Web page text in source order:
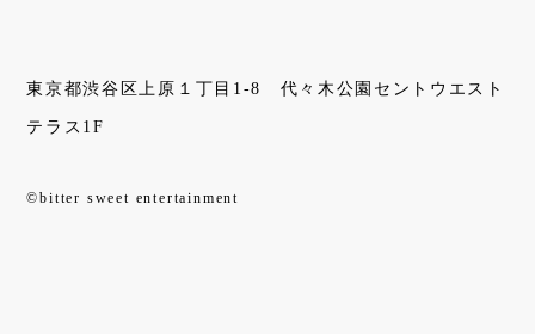
東京都渋谷区上原１丁目1-8 代々木公園セントウエスト
テラス1F
©bitter sweet entertainment